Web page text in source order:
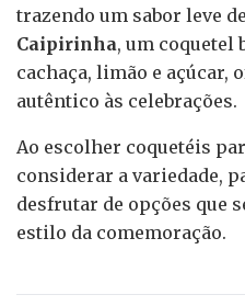
trazendo um sabor leve
Caipirinha, um coquetel
cachaça, limão e açúcar,
autêntico às celebrações.
Ao escolher coquetéis
considerar a variedade,
desfrutar de opções que
estilo da comemoração.